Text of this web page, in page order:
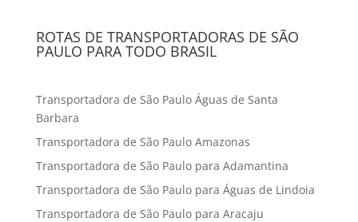
ROTAS DE TRANSPORTADORAS DE SÃO
PAULO PARA TODO BRASIL
Transportadora de São Paulo Águas de Santa
Barbara
Transportadora de São Paulo Amazonas
Transportadora de São Paulo para Adamantina
Transportadora de São Paulo para Águas de Lindoia
Transportadora de São Paulo para Aracaju